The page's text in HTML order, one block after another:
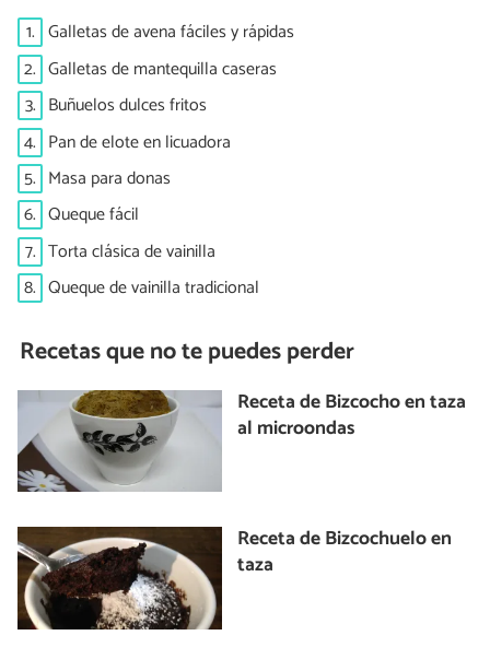
1. Galletas de avena fáciles y rápidas
2. Galletas de mantequilla caseras
3. Buñuelos dulces fritos
4. Pan de elote en licuadora
5. Masa para donas
6. Queque fácil
7. Torta clásica de vainilla
8. Queque de vainilla tradicional
Recetas que no te puedes perder
Receta de Bizcocho en taza
al microondas
Receta de Bizcochuelo en
taza